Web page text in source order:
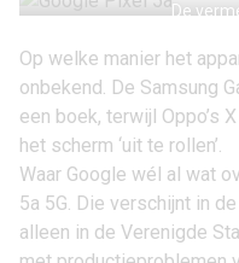
De
Op welke manier het
onbekend. De Samsung
een boek, terwijl Oppo’s
het scherm ‘uit te rollen’.
Waar Google wél al wat
5a 5G. Die verschijnt in
alleen in de Verenigde